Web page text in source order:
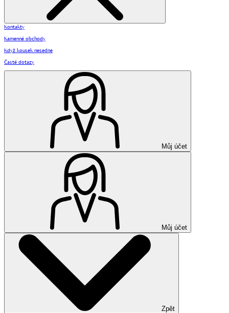
Kontakty
Kamenné obchody
Když kousek nesedne
Časté dotazy
Můj účet
Můj účet
Zpět